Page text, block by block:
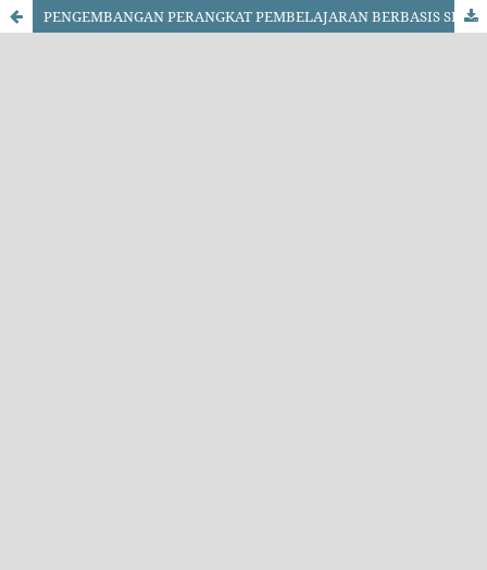
PENGEMBANGAN PERANGKAT PEMBELAJARAN BERBASIS SETS UNTUK MENINGKATKAN MOTIVASI DAN MENUMBUHKAN SIKAP PEDULI LINGKUNGAN